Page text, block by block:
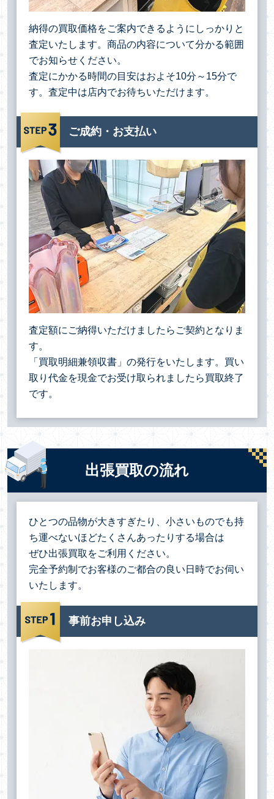
納得の買取価格をご案内できるようにしっかりと
査定いたします。商品の内容について分かる範囲
でお知らせください。
査定にかかる時間の目安はおよそ10分～15分で
す。査定中は店内でお待ちいただけます。
ご成約・お支払い
査定額にご納得いただけましたらご契約となりま
す。
「買取明細兼領収書」の発行をいたします。買い
取り代金を現金でお受け取られましたら買取終了
です。
出張買取の流れ
ひとつの品物が大きすぎたり、小さいものでも持
ち運べないほどたくさんあったりする場合は
ぜひ出張買取をご利用ください。
完全予約制でお客様のご都合の良い日時でお伺い
いたします。
事前お申し込み